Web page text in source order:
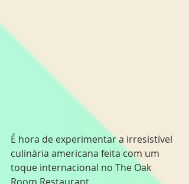
É hora de experimentar a irresistível
culinária americana feita com um
toque internacional no The Oak